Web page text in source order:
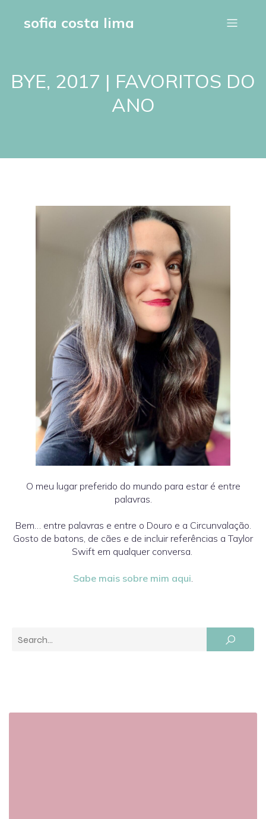
sofia costa lima
BYE, 2017 | FAVORITOS DO
ANO
O meu lugar preferido do mundo para estar é entre
palavras.
Bem… entre palavras e entre o Douro e a Circunvalação.
Gosto de batons, de cães e de incluir referências a Taylor
Swift em qualquer conversa.
Sabe mais sobre mim aqui.